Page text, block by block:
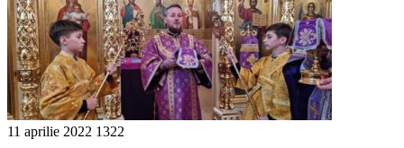
11 aprilie 2022 1322